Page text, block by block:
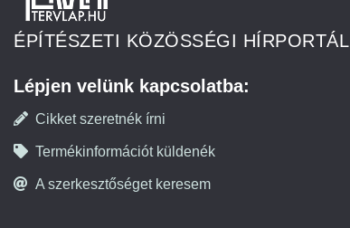
ÉPÍTÉSZETI KÖZÖSSÉGI HÍRPORTÁL
Lépjen velünk kapcsolatba:
Cikket szeretnék írni
Termékinformációt küldenék
A szerkesztőséget keresem